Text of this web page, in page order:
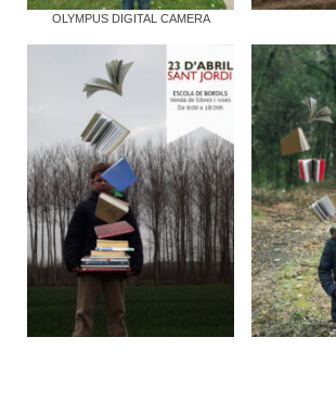
OLYMPUS DIGITAL CAMERA